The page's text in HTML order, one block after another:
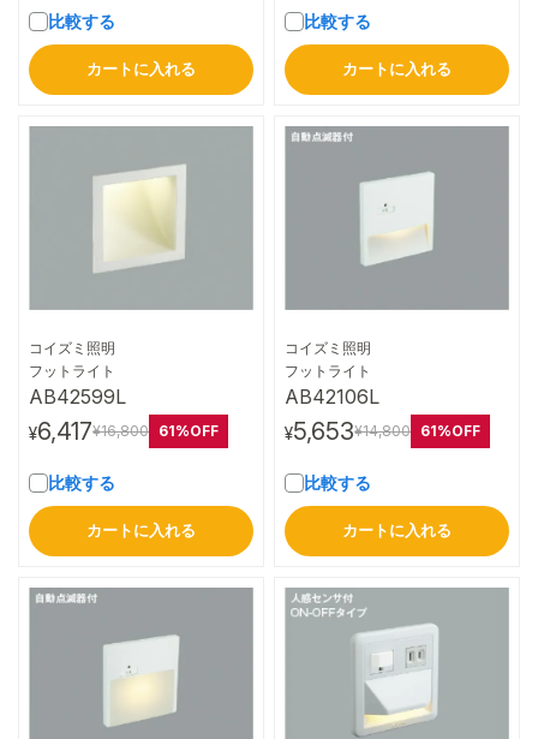
比較する
カートに入れる
比較する
カートに入れる
コイズミ照明
フットライト
AB42599L
¥6,417¥16,800 61%OFF
比較する
カートに入れる
コイズミ照明
フットライト
AB42106L
¥5,653¥14,800 61%OFF
比較する
カートに入れる